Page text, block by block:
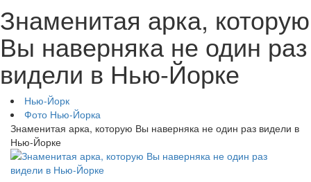
Знаменитая арка, которую
Вы наверняка не один раз
видели в Нью-Йорке
Нью-Йорк
Фото Нью-Йорка
Знаменитая арка, которую Вы наверняка не один раз видели в
Нью-Йорке